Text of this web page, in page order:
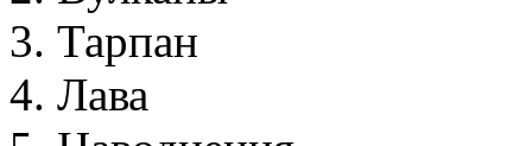
3. Тарпан
4. Лава